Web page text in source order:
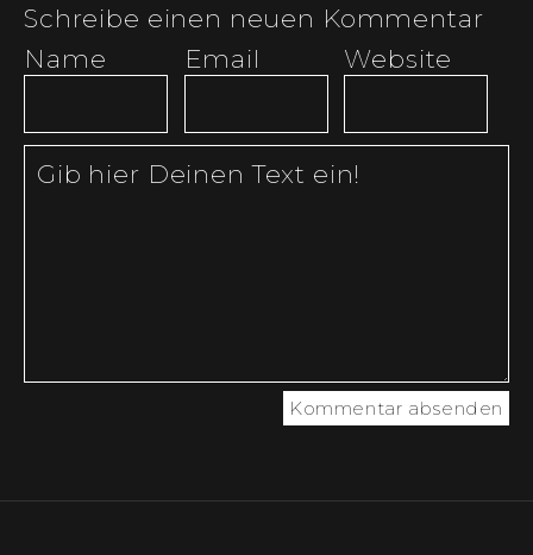
Schreibe einen neuen Kommentar
Name
Email Website
Kommentar absenden